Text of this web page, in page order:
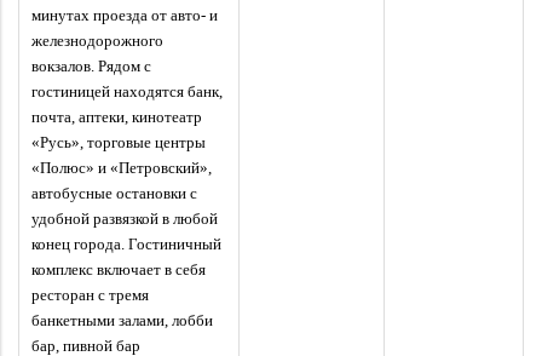
минутах проезда от авто- и
железнодорожного
вокзалов. Рядом с
гостиницей находятся банк,
почта, аптеки, кинотеатр
«Русь», торговые центры
«Полюс» и «Петровский»,
автобусные остановки с
удобной развязкой в любой
конец города. Гостиничный
комплекс включает в себя
ресторан с тремя
банкетными залами, лобби
бар, пивной бар